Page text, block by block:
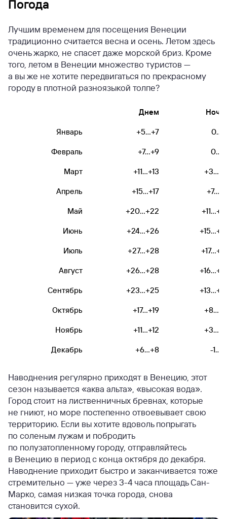
Погода
Лучшим временем для посещения Венеции
традиционно считается весна и осень. Летом здесь
очень жарко, не спасет даже морской бриз. Кроме
того, летом в Венеции множество туристов —
а вы же не хотите передвигаться по прекрасному
городу в плотной разноязыкой толпе?
Днем
Январь +5...+7
Февраль +7...+9
Март +11...+13
Апрель +15...+17
Май +20...+22
Июнь +24...+26
Июль +27...+28
Август +26...+28
Сентябрь +23...+25
Октябрь +17...+19
Ноябрь +11...+12
Декабрь +6...+8 -
Наводнения регулярно приходят в Венецию, этот
сезон называется «аква альта», «высокая вода».
Город стоит на лиственничных бревнах, которые
не гниют, но море постепенно отвоевывает свою
территорию. Если вы хотите вдоволь попрыгать
по соленым лужам и побродить
по полузатопленному городу, отправляйтесь
в Венецию в период с конца октября до декабря.
Наводнение приходит быстро и заканчивается тоже
стремительно — уже через 3-4 часа площадь Сан-
Марко, самая низкая точка города, снова
становится сухой.